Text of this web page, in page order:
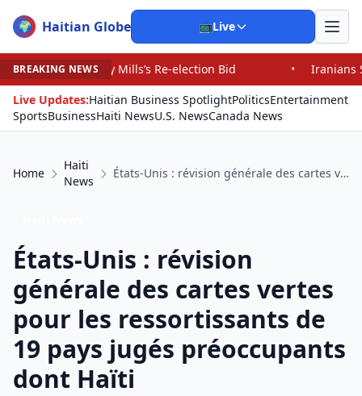
🌍 Haitian Globe 📺Live
BREAKING NEWS
Re-election Bid •
Iranians Say Trump’s Promises
Live Updates:Haitian Business SpotlightPoliticsEntertainment
SportsBusinessHaiti NewsU.S. NewsCanada News
Home
Haiti
News
États-Unis : révision générale des cartes vertes pour les ressortissants de 19 pays jugés préoccupants dont Haïti
États-Unis : révision
générale des cartes vertes
pour les ressortissants de
19 pays jugés préoccupants
dont Haïti